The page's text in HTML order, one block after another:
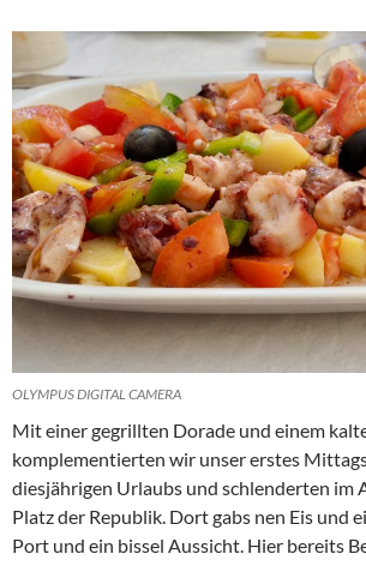
OLYMPUS DIGITAL CAMERA
Mit einer gegrillten Dorade und einem
komplementierten wir unser erstes
diesjährigen Urlaubs und schlenderten im
Platz der Republik. Dort gabs nen Eis und
Port und ein bissel Aussicht. Hier bereits